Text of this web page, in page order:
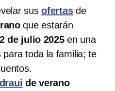
susofertasde
que estarán
de julio 2025en una
toda la familia; te
de verano